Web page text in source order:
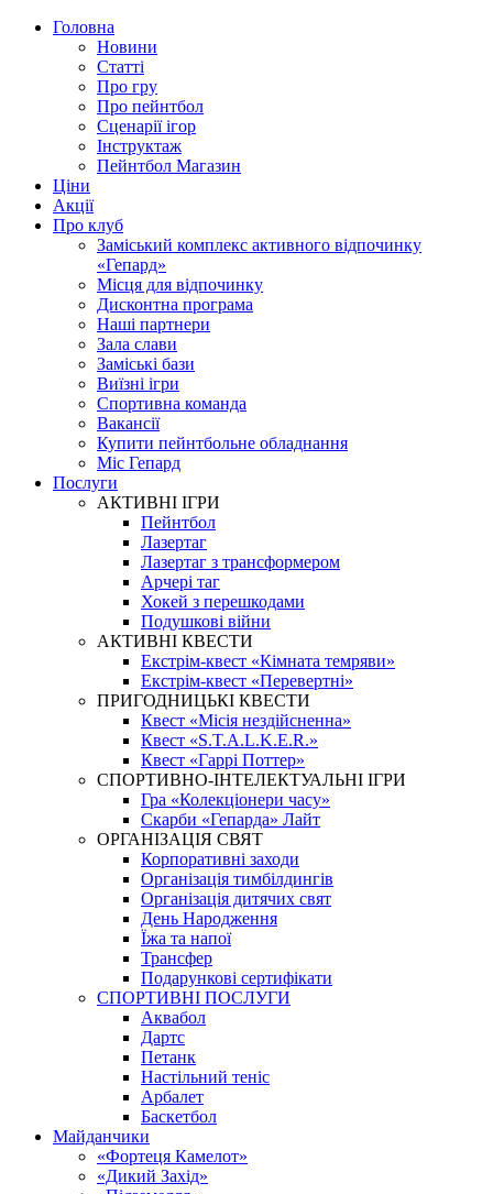
Головна
Новини
Статті
Про гру
Про пейнтбол
Сценарії ігор
Інструктаж
Пейнтбол Магазин
Ціни
Акції
Про клуб
Заміський комплекс активного відпочинку
«Гепард»
Місця для відпочинку
Дисконтна програма
Наші партнери
Зала слави
Заміські бази
Виїзні ігри
Спортивна команда
Вакансії
Купити пейнтбольне обладнання
Міс Гепард
Послуги
АКТИВНІ ІГРИ
Пейнтбол
Лазертаг
Лазертаг з трансформером
Арчері таг
Хокей з перешкодами
Подушкові війни
АКТИВНІ КВЕСТИ
Екстрім-квест «Кімната темряви»
Екстрім-квест «Перевертні»
ПРИГОДНИЦЬКІ КВЕСТИ
Квест «Місія нездійсненна»
Квест «S.T.A.L.K.E.R.»
Квест «Гаррі Поттер»
СПОРТИВНО-ІНТЕЛЕКТУАЛЬНІ ІГРИ
Гра «Колекціонери часу»
Скарби «Гепарда» Лайт
ОРГАНІЗАЦІЯ СВЯТ
Корпоративні заходи
Організація тимбілдингів
Організація дитячих свят
День Народження
Їжа та напої
Трансфер
Подарункові сертифікати
СПОРТИВНІ ПОСЛУГИ
Аквабол
Дартс
Петанк
Настільний теніс
Арбалет
Баскетбол
Майданчики
«Фортеця Камелот»
«Дикий Захід»